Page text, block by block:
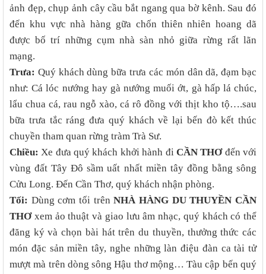
ảnh đẹp, chụp ảnh cây cầu bắt ngang qua bờ kênh. Sau đó
đến khu vực nhà hàng gữa chốn thiên nhiên hoang dã
được bố trí những cụm nhà sàn nhỏ giữa rừng rất lãn
mạng.
Trưa: Quý khách dùng bữa trưa các món dân dã, đạm bạc
như: Cá lóc nướng hay gà nướng muối ớt, gà hấp lá chúc,
lẩu chua cá, rau ngỗ xào, cá rô đồng với thịt kho tộ….sau
bữa trưa tắc ráng đưa quý khách về lại bến đò kết thúc
chuyền tham quan rừng tràm Trà Sư.
Chiều: Xe đưa quý khách khởi hành đi CẦN THƠđến với
vùng đất Tây Đô sầm uất nhất miền tây đồng bằng sông
Cửu Long. Đến Cần Thơ, quý khách nhận phòng.
Tối: Dùng cơm tối trênNHÀ HÀNG DU THUYỀN CẦN
THƠ xem ảo thuật và giao lưu âm nhạc, quý khách có thể
đăng ký và chọn bài hát trên du thuyền, thưởng thức các
món đặc sản miền tây, nghe những làn điệu đàn ca tài tử
mượt mà trên dòng sông Hậu thơ mộng… Tàu cập bến quý